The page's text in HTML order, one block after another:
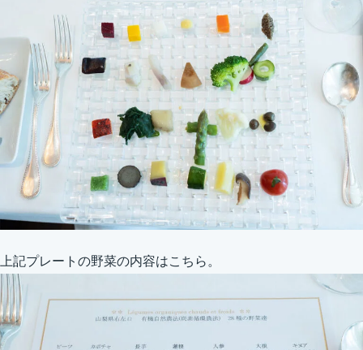
上記プレートの野菜の内容はこちら。